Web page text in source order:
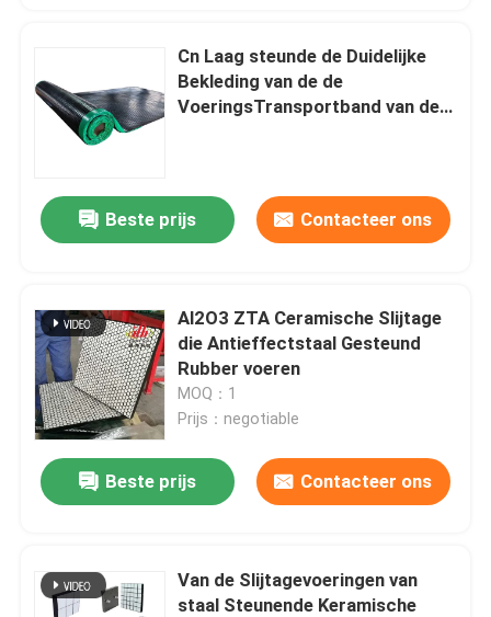
Cn Laag steunde de Duidelijke
Bekleding van de de
VoeringsTransportband van de
Beste prijs Contacteer ons
Al2O3 ZTA Ceramische Slijtage
die Antieffectstaal Gesteund
Rubber voeren
MOQ：1
Prijs：negotiable
Beste prijs Contacteer ons
Van de Slijtagevoeringen van
staal Steunende Keramische